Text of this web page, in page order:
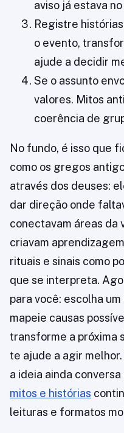
aviso já estava
Registre
o evento,
ajude a decidir
Se o assunto
valores. Mitos
coerência de
No fundo, é isso que
como os gregos
através dos deuses:
dar direção onde
conectavam áreas da
criavam
rituais e sinais como
que se interpreta.
para você: escolha
mapeie causas
transforme a próxima
te ajude a agir
a ideia ainda
mitos e histórias
leituras e formatos